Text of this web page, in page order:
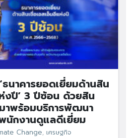
ธนาคารยอดเยี่ยมด้านสิน
งปี’ 3 ปีซ้อน ด้วยสิน
าพร้อมบริการพัฒนา
นักงานดูแลดีเยี่ยม
Change, เศรษฐกิจ